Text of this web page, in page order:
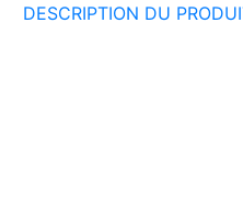
DESCRIPTION DU